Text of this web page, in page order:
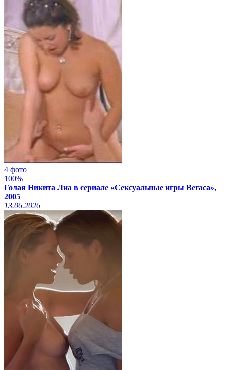
4 фото
100%
Голая Никита Лиа в сериале «Сексуальные игры Вегаса»,
2005
13.06.2026